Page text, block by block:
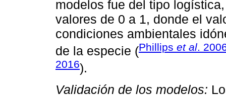
modelos fue del tipo
valores de 0 a 1, donde el
condiciones ambientales
de la especie (Phillips et al.
2016).
Validación de los modelos: